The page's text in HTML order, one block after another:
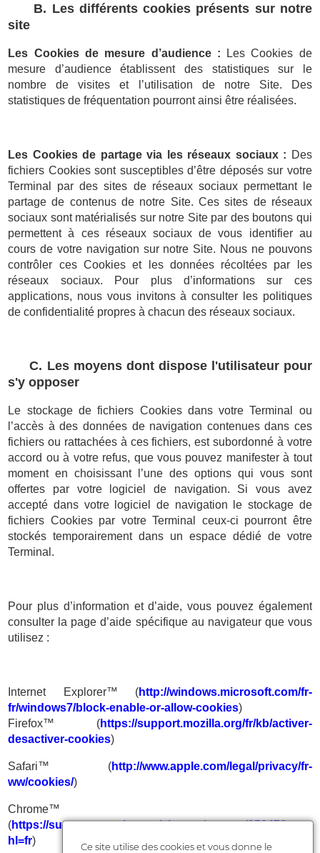
B. Les différents cookies présents sur notre
site
Les Cookies de mesure d’audience : Les Cookies de
mesure d’audience établissent des statistiques sur le
nombre de visites et l’utilisation de notre Site. Des
statistiques de fréquentation pourront ainsi être réalisées.
Les Cookies de partage via les réseaux sociaux : Des
fichiers Cookies sont susceptibles d’être déposés sur votre
Terminal par des sites de réseaux sociaux permettant le
partage de contenus de notre Site. Ces sites de réseaux
sociaux sont matérialisés sur notre Site par des boutons qui
permettent à ces réseaux sociaux de vous identifier au
cours de votre navigation sur notre Site. Nous ne pouvons
contrôler ces Cookies et les données récoltées par les
réseaux sociaux. Pour plus d’informations sur ces
applications, nous vous invitons à consulter les politiques
de confidentialité propres à chacun des réseaux sociaux.
C. Les moyens dont dispose l'utilisateur pour
s'y opposer
Le stockage de fichiers Cookies dans votre Terminal ou
l’accès à des données de navigation contenues dans ces
fichiers ou rattachées à ces fichiers, est subordonné à votre
accord ou à votre refus, que vous pouvez manifester à tout
moment en choisissant l’une des options qui vous sont
offertes par votre logiciel de navigation. Si vous avez
accepté dans votre logiciel de navigation le stockage de
fichiers Cookies par votre Terminal ceux-ci pourront être
stockés temporairement dans un espace dédié de votre
Terminal.
Pour plus d’information et d’aide, vous pouvez également
consulter la page d’aide spécifique au navigateur que vous
utilisez :
Internet Explorer™ (http://windows.microsoft.com/fr-
fr/windows7/block-enable-or-allow-cookies)
Firefox™ (https://support.mozilla.org/fr/kb/activer-
desactiver-cookies)
Safari™ (http://www.apple.com/legal/privacy/fr-
ww/cookies/)
Chrome™
(https://support.google.com/chrome/answer/95647?
hl=fr) Ce site utilise des cookies et vous donne le